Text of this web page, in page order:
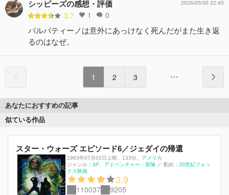
シッピーズの感想・評価
3.7 1 0
2026/05/30 22:45
パルパティーノは意外にあっけなく死んだがまた生き返
るのはなぜ。
1 2 3
あなたにおすすめの記事
似ている作品
スター・ウォーズ エピソード6／ジェダイの帰還
1983年07月02日上映 133分
アメリカ
ジャンル： SF アドベンチャー・冒険 ／ 配給： 20世紀フォッ
クス映画
3.9
110037 9205